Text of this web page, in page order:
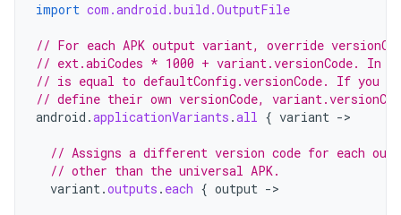
import com.android.build.OutputFile
// For each APK output variant, override
// ext.abiCodes * 1000 + variant.versionCode. In
// is equal to defaultConfig.versionCode. If you
// define their own versionCode,
android .applicationVariants .all { variant ->
// Assigns a different version code for each
// other than the universal APK.
variant.outputs . each { output ->